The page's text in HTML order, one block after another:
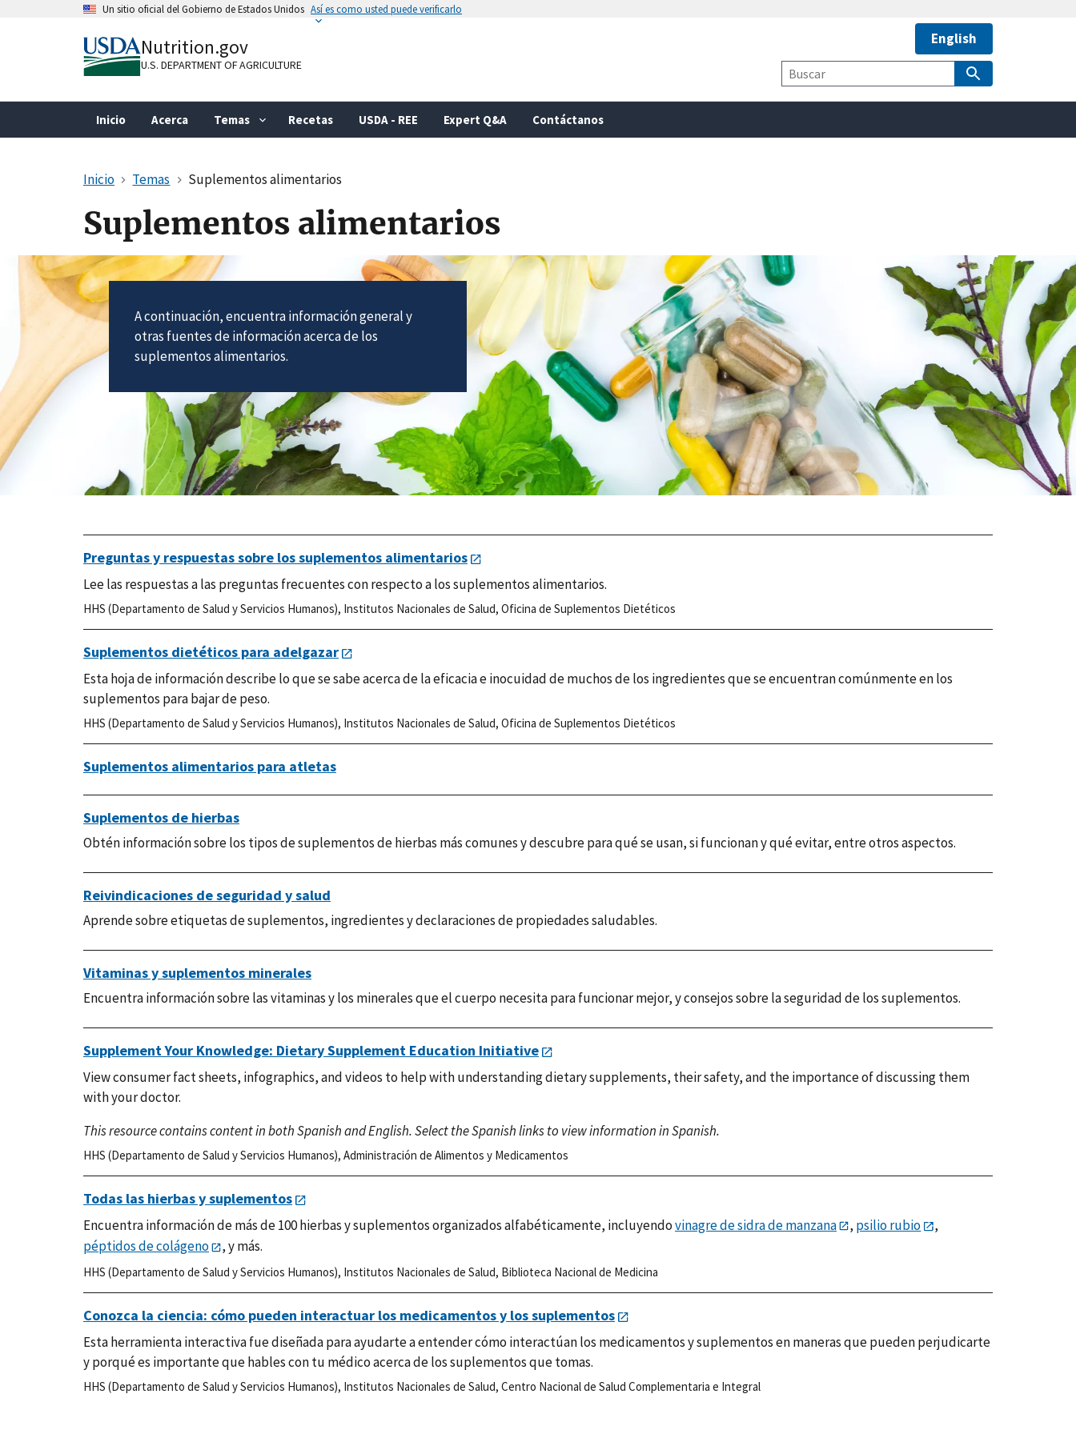
Un sitio oficial del Gobierno de Estados Unidos Así es como usted puede verificarlo
A.govwebsite belongs to an official government
organization in the United States.
.gov website. Share sensitive information only on official,
Nutrition.gov
U.S. DEPARTMENT OF AGRICULTURE
English
Términos
de
Inicio Acerca Temas Recetas USDA - REE Expert Q&A Contáctanos
Inicio Temas Suplementos alimentarios
Suplementos alimentarios
A continuación, encuentra información general y
otras fuentes de información acerca de los
suplementos alimentarios.
Preguntas y respuestas sobre los suplementos alimentarios
Lee las respuestas a las preguntas frecuentes con respecto a los suplementos alimentarios.
HHS (Departamento de Salud y Servicios Humanos), Institutos Nacionales de Salud, Oficina de Suplementos Dietéticos
Suplementos dietéticos para adelgazar
Esta hoja de información describe lo que se sabe acerca de la eficacia e inocuidad de muchos de los ingredientes que se encuentran comúnmente en los
suplementos para bajar de peso.
HHS (Departamento de Salud y Servicios Humanos), Institutos Nacionales de Salud, Oficina de Suplementos Dietéticos
Suplementos alimentarios para atletas
Suplementos de hierbas
Obtén información sobre los tipos de suplementos de hierbas más comunes y descubre para qué se usan, si funcionan y qué evitar, entre otros aspectos.
Reivindicaciones de seguridad y salud
Aprende sobre etiquetas de suplementos, ingredientes y declaraciones de propiedades saludables.
Vitaminas y suplementos minerales
Encuentra información sobre las vitaminas y los minerales que el cuerpo necesita para funcionar mejor, y consejos sobre la seguridad de los suplementos.
Supplement Your Knowledge: Dietary Supplement Education Initiative
View consumer fact sheets, infographics, and videos to help with understanding dietary supplements, their safety, and the importance of discussing them
with your doctor.
This resource contains content in both Spanish and English. Select the Spanish links to view information in Spanish.
HHS (Departamento de Salud y Servicios Humanos), Administración de Alimentos y Medicamentos
Todas las hierbas y suplementos
Encuentra información de más de 100 hierbas y suplementos organizados alfabéticamente, incluyendovinagre de sidra de manzana , psilio rubio
,
péptidos de colágeno
, y más.
HHS (Departamento de Salud y Servicios Humanos), Institutos Nacionales de Salud, Biblioteca Nacional de Medicina
Conozca la ciencia: cómo pueden interactuar los medicamentos y los suplementos
Esta herramienta interactiva fue diseñada para ayudarte a entender cómo interactúan los medicamentos y suplementos en maneras que pueden perjudicarte
y porqué es importante que hables con tu médico acerca de los suplementos que tomas.
HHS (Departamento de Salud y Servicios Humanos), Institutos Nacionales de Salud, Centro Nacional de Salud Complementaria e Integral